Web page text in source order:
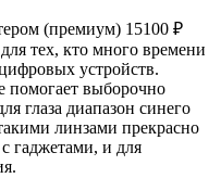
(премиум) 15100 ₽
тех, кто много времени
устройств.
помогает выборочно
глаза диапазон синего
линзами прекрасно
гаджетами, и для